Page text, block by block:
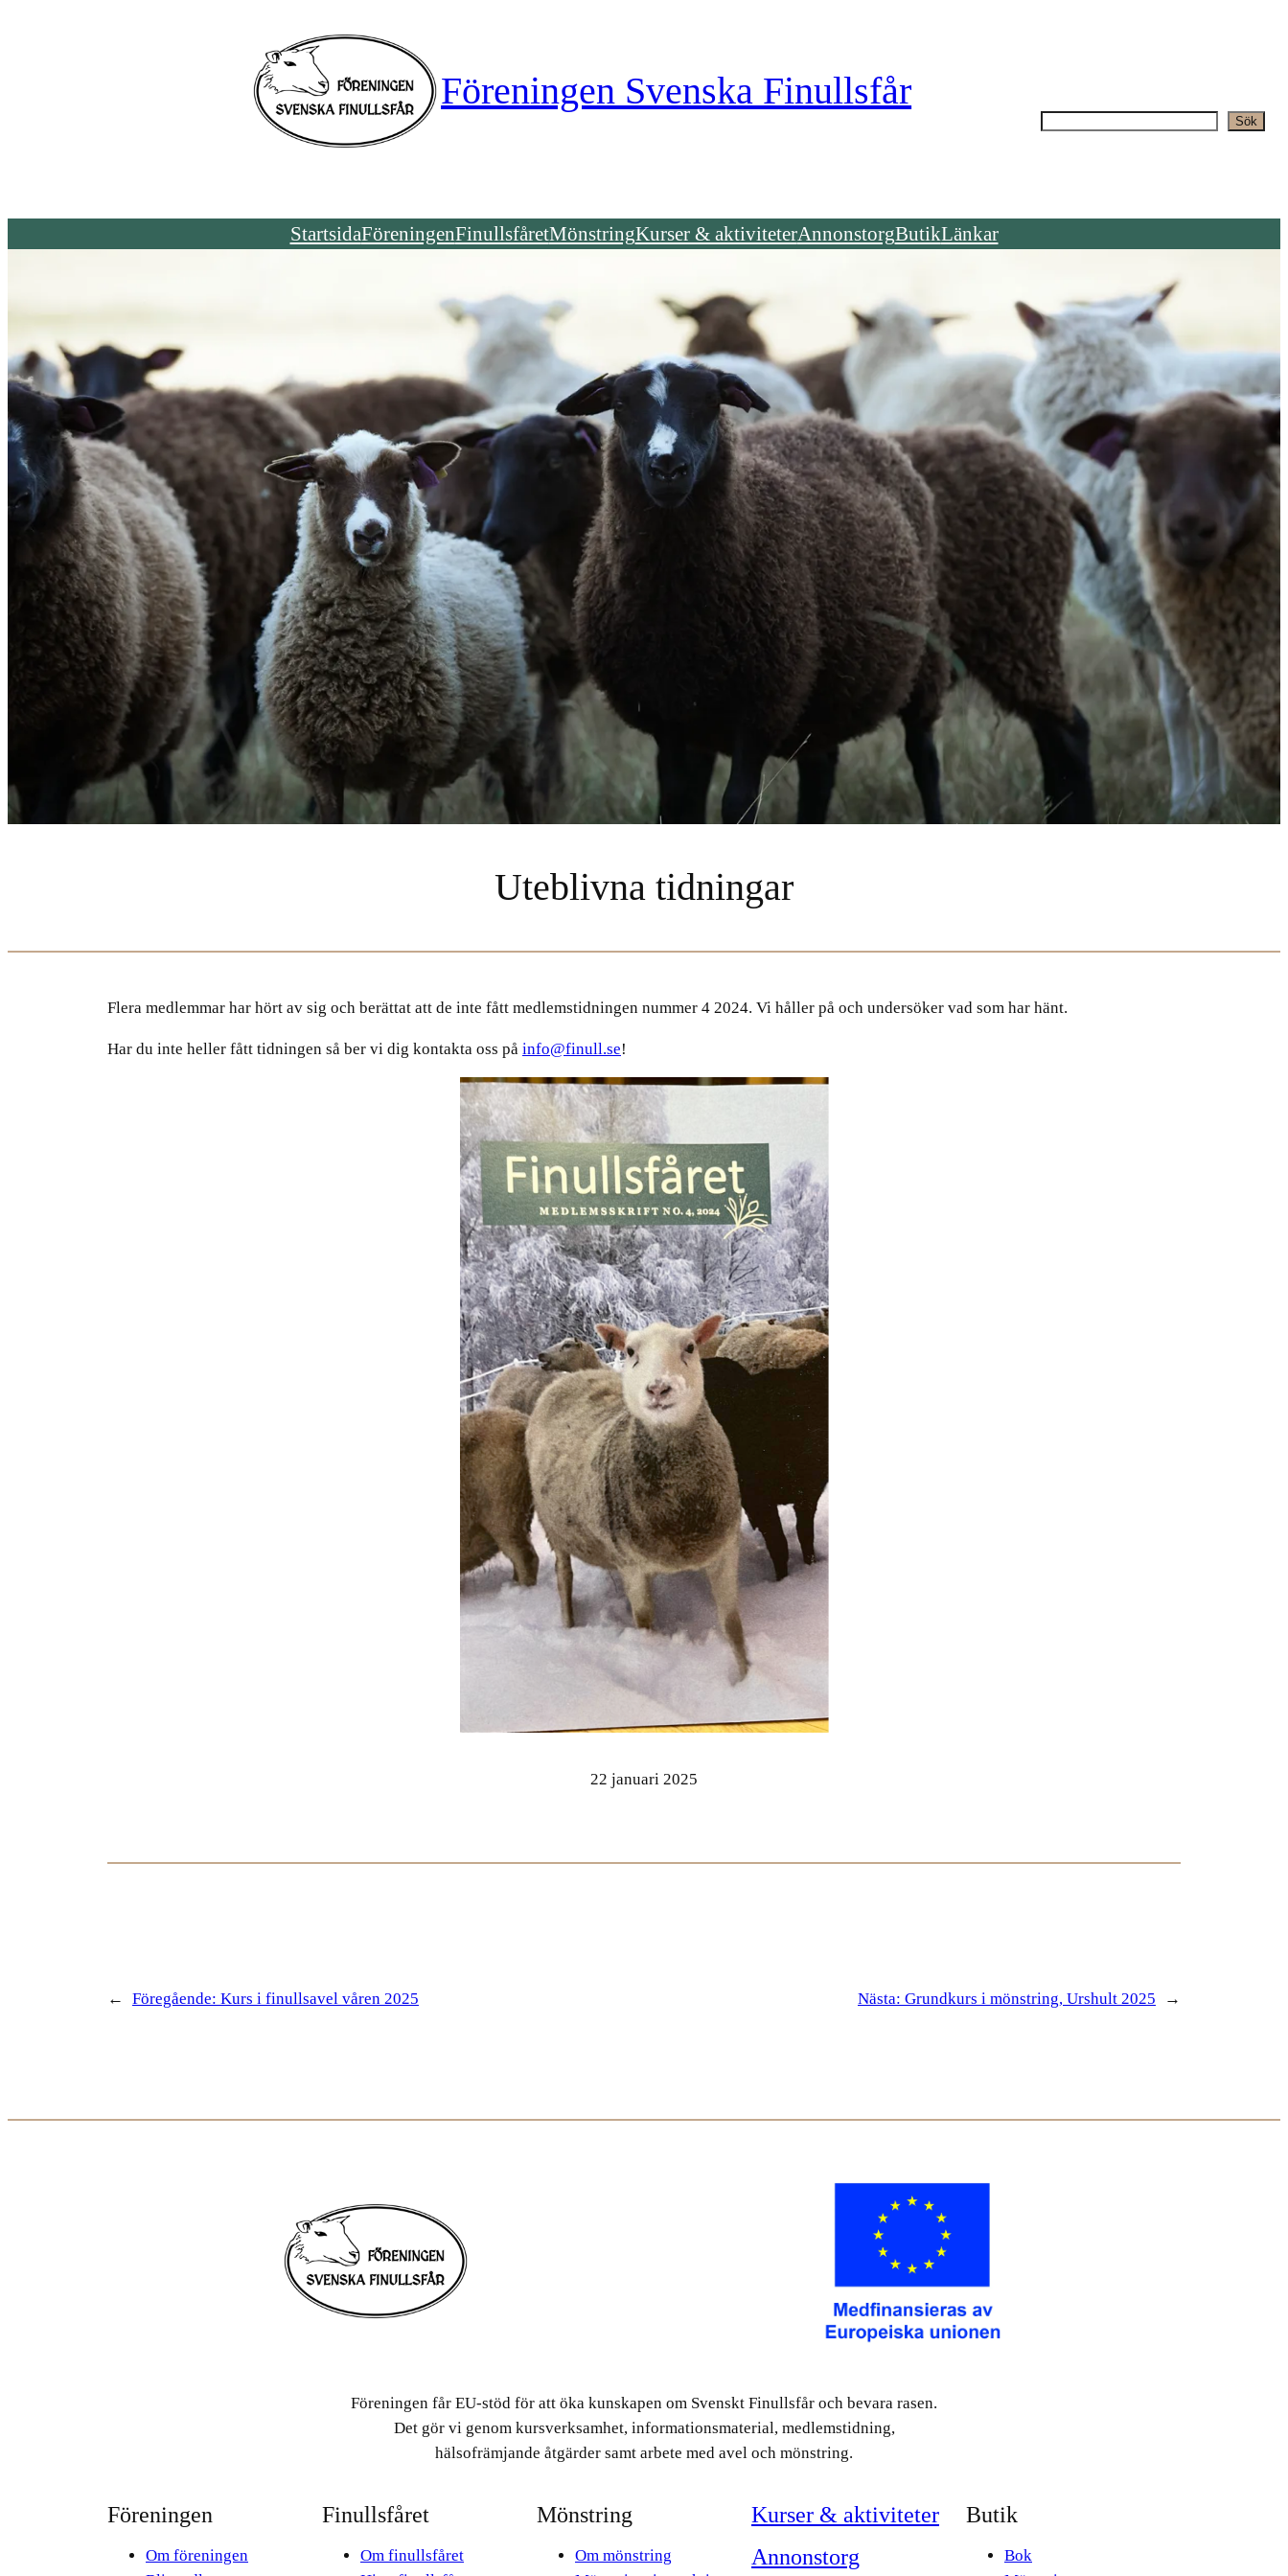
Föreningen Svenska Finullsfår
Sök
StartsidaFöreningenFinullsfåretMönstringKurser & aktiviteterAnnonstorgButikLänkar
Uteblivna tidningar
Flera medlemmar har hört av sig och berättat att de inte fått medlemstidningen nummer 4 2024. Vi håller på och undersöker vad som har hänt.
Har du inte heller fått tidningen så ber vi dig kontakta oss på info@finull.se!
22 januari 2025
← Föregående: Kurs i finullsavel våren 2025 Nästa: Grundkurs i mönstring, Urshult 2025 →
Föreningen får EU-stöd för att öka kunskapen om Svenskt Finullsfår och bevara rasen.
Det gör vi genom kursverksamhet, informationsmaterial, medlemstidning,
hälsofrämjande åtgärder samt arbete med avel och mönstring.
Föreningen
Om föreningen
Finullsfåret
Om finullsfåret
Mönstring
Om mönstring
Kurser & aktiviteter
Annonstorg
Butik
Bok